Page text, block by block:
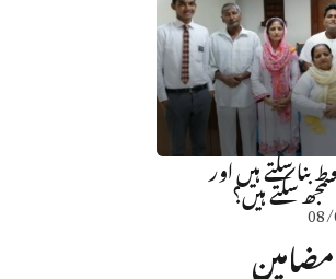
بنا سکتے ہیں اور
سکتے ہیں؟